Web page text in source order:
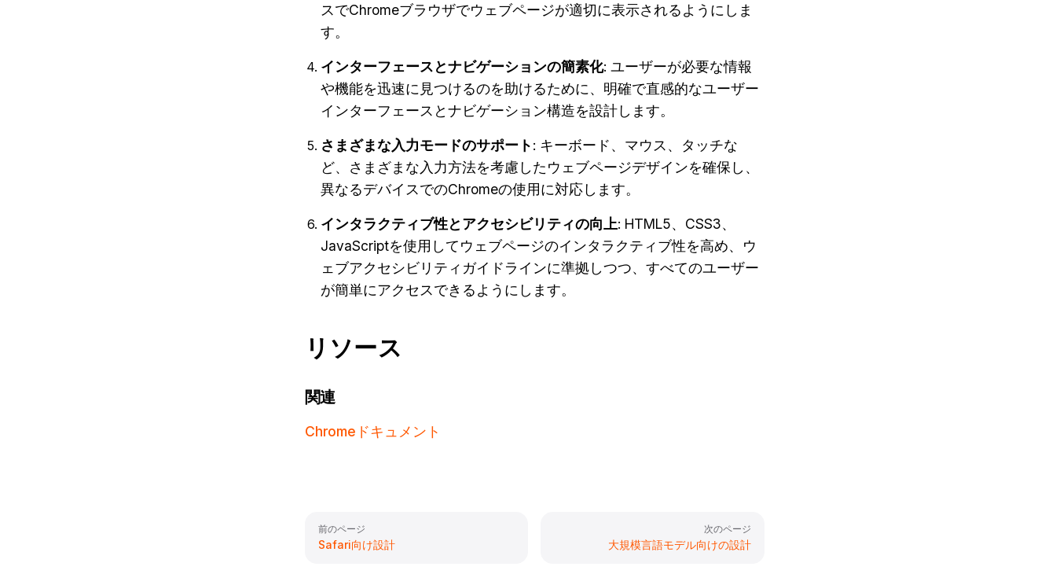
スでChromeブラウザでウェブページが適切に表示されるようにしま
す。
インターフェースとナビゲーションの簡素化: ユーザーが必要な情報
や機能を迅速に見つけるのを助けるために、明確で直感的なユーザー
インターフェースとナビゲーション構造を設計します。
さまざまな入力モードのサポート: キーボード、マウス、タッチな
ど、さまざまな入力方法を考慮したウェブページデザインを確保し、
異なるデバイスでのChromeの使用に対応します。
インタラクティブ性とアクセシビリティの向上: HTML5、CSS3、
JavaScriptを使用してウェブページのインタラクティブ性を高め、ウ
ェブアクセシビリティガイドラインに準拠しつつ、すべてのユーザー
が簡単にアクセスできるようにします。
リソース
関連
Chromeドキュメント
Pager
前のページ
Safari向け設計
次のページ
大規模言語モデル向けの設計